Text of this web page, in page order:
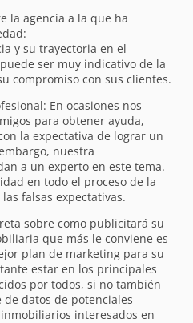
la agencia a la que ha
y su trayectoria en el
ser muy indicativo de la
compromiso con sus clientes.
En ocasiones nos
para obtener ayuda,
la expectativa de lograr un
nuestra
a un experto en este tema.
en todo el proceso de la
falsas expectativas.
sobre como publicitará su
que más le conviene es
plan de marketing para su
estar en los principales
por todos, si no también
datos de potenciales
interesados en